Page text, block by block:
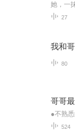
27
我和
80
哥哥
524